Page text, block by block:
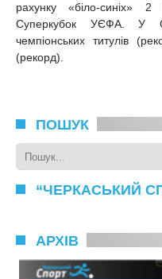
рахунку «біло-синіх»
Суперкубок УЄФА. У
чемпіонських титулів
(рекорд).
ПОШУК
“ЧЕРКАСЬКИЙ
АРХІВ